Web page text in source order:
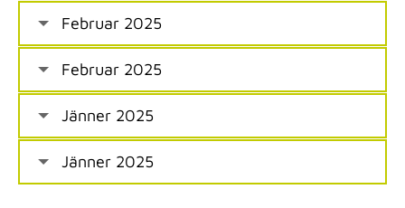
Februar 2025
Februar 2025
Jänner 2025
Jänner 2025